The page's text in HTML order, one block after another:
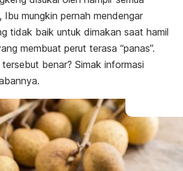
Ibu mungkin pernah mendengar
tidak baik untuk dimakan saat hamil
membuat perut terasa “panas”.
benar? Simak informasi